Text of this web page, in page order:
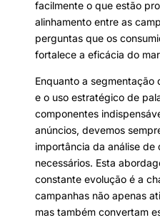
facilmente o que estão
alinhamento entre as
perguntas que os
fortalece a eficácia do
Enquanto a segmentação
e o uso estratégico de
componentes
anúncios, devemos
importância da análise de
necessários. Esta
constante evolução é a
campanhas não apenas
mas também convertam